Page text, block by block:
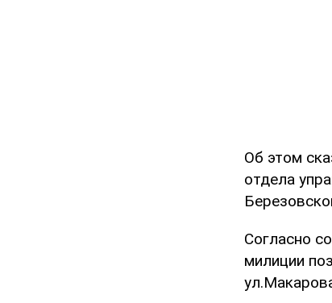
Об этом
отдела
Согласно
милиции